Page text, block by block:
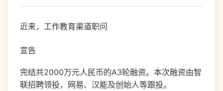
近来，工作教育渠道职问
宣告
完结共2000万元人民币的A3轮融资。本次融资由智
联招聘领投，网易、汉能及创始人等跟投。